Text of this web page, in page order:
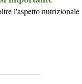
l'aspetto nutrizionale